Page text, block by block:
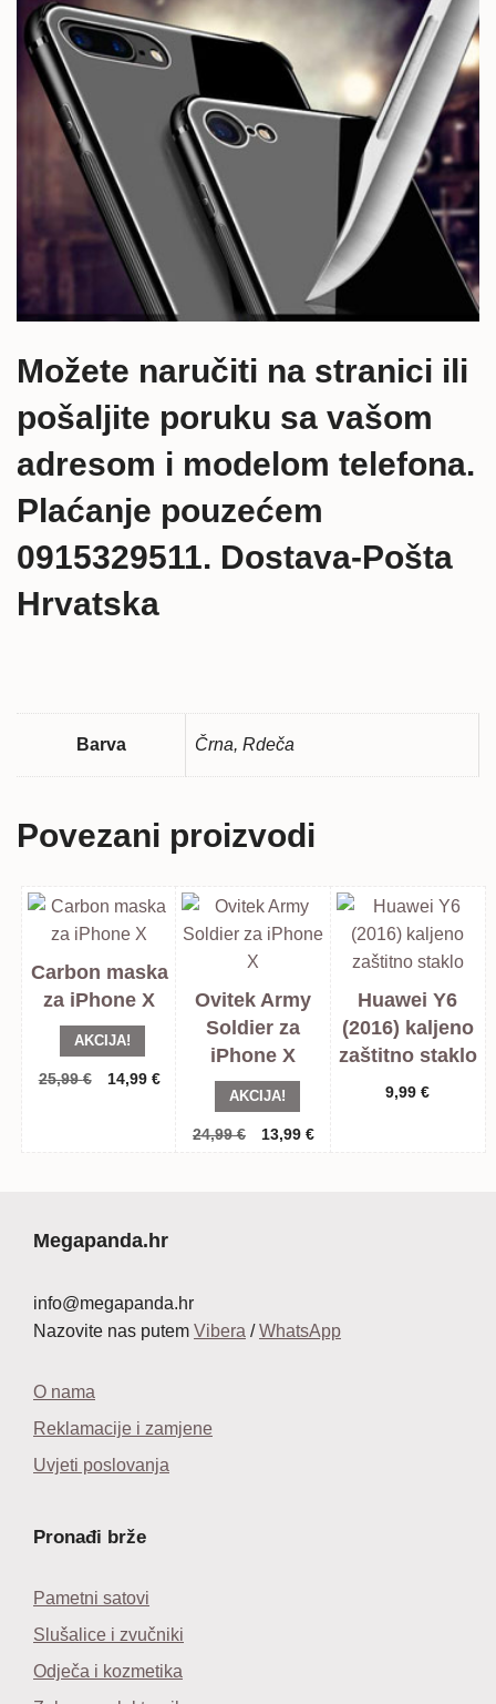
Možete naručiti na stranici ili
pošaljite poruku sa vašom
adresom i modelom telefona.
Plaćanje pouzećem
0915329511. Dostava-Pošta
Hrvatska
Barva Črna, Rdeča
Povezani proizvodi
Carbon maska
za iPhone X
AKCIJA!
25,99€
Izvorna
14,99 €Trenutna
Ovitek Army
Soldier za
iPhone X
AKCIJA!
24,99€
Izvorna
13,99 €Trenutna
Huawei Y6
(2016) kaljeno
zaštitno staklo
9,99€
Megapanda.hr
info@megapanda.hr
Nazovite nas putem Vibera /WhatsApp
O nama
Reklamacije i zamjene
Uvjeti poslovanja
Pronađi brže
Pametni satovi
Slušalice i zvučniki
Odječa i kozmetika